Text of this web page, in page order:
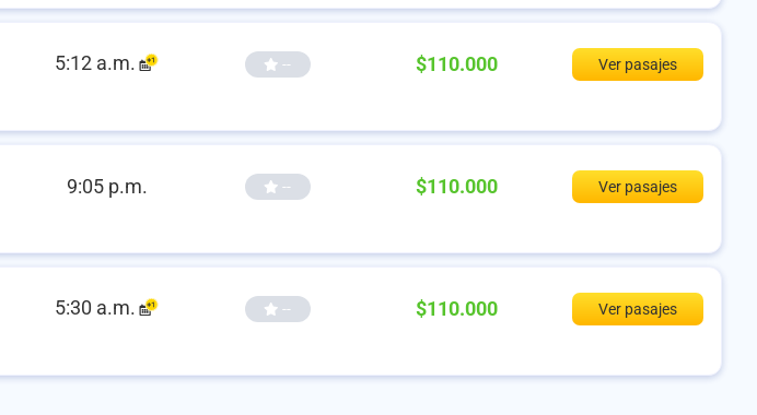
5:12 a.m. -- $110.000 Ver pasajes
9:05 p.m. -- $110.000 Ver pasajes
5:30 a.m. -- $110.000 Ver pasajes